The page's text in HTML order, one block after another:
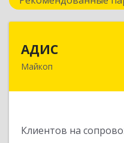
АДИС
Майкоп
Клиентов на